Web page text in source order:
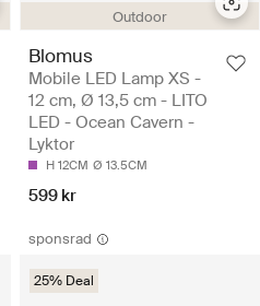
Outdoor
Blomus
Mobile LED Lamp XS -
12 cm, Ø 13,5 cm - LITO
LED - Ocean Cavern -
Lyktor
H 12CM Ø 13.5CM
599 kr
sponsrad
25% Deal